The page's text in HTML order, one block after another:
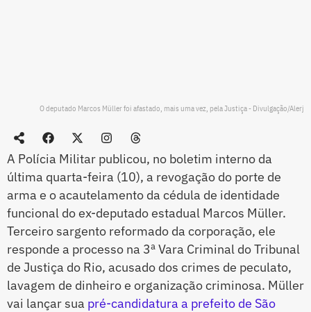
O deputado Marcos Müller foi afastado, mais uma vez, pela Justiça - Divulgação/Alerj
A Polícia Militar publicou, no boletim interno da
última quarta-feira (10), a revogação do porte de
arma e o acautelamento da cédula de identidade
funcional do ex-deputado estadual Marcos Müller.
Terceiro sargento reformado da corporação, ele
responde a processo na 3ª Vara Criminal do Tribunal
de Justiça do Rio, acusado dos crimes de peculato,
lavagem de dinheiro e organização criminosa. Müller
vai lançar sua pré-candidatura a prefeito de São